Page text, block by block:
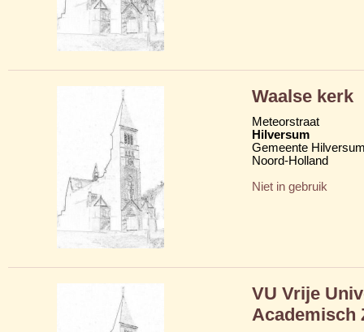
Waalse kerk
Meteorstraat
Hilversum
Gemeente
Noord-Holland
Niet in gebruik
VU Vrije
Academisch